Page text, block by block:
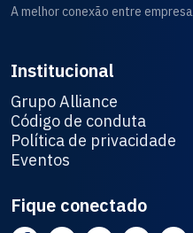
A melhor conexão entre
Institucional
Grupo Alliance
Código de conduta
Política de privacidade
Eventos
Fique conectado